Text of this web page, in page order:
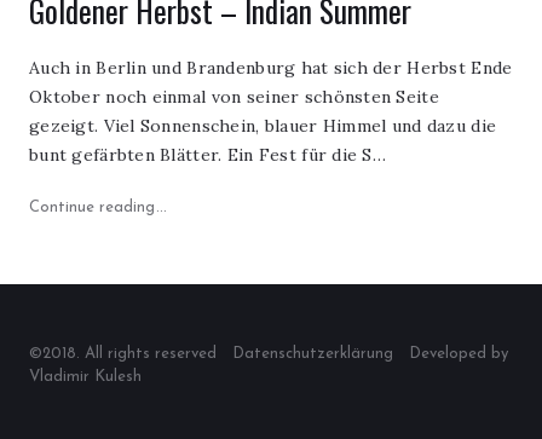
Goldener Herbst – Indian Summer
Auch in Berlin und Brandenburg hat sich der Herbst Ende
Oktober noch einmal von seiner schönsten Seite
gezeigt. Viel Sonnenschein, blauer Himmel und dazu die
bunt gefärbten Blätter. Ein Fest für die S…
Continue reading
©2018. All rights reserved Datenschutzerklärung
Developed by
Vladimir Kulesh